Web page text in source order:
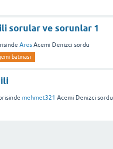
sorular ve sorunlar 1
Ares Acemi Denizci sordu
batması
mehmet321 Acemi Denizci sordu